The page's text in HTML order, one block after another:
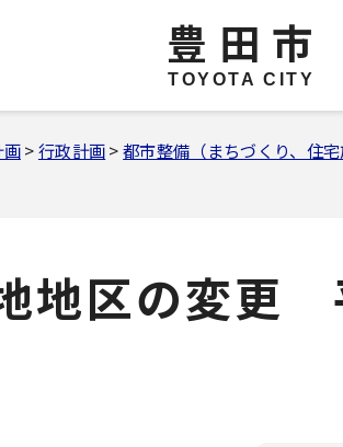
豊田市
TOYOTA CITY
>行政計画>都市整備（まちづくり、住宅
地区の変更